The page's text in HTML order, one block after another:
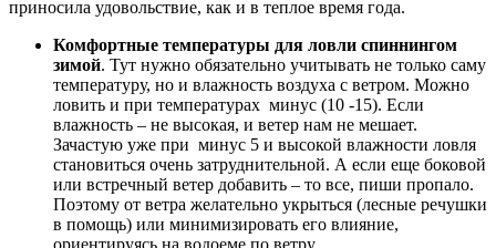
приносила удовольствие, как и в теплое время года.
Комфортные температуры для ловли спиннингом
зимой. Тут нужно обязательно учитывать не только саму
температуру, но и влажность воздуха с ветром. Можно
ловить и при температурах минус (10 -15). Если
влажность – не высокая, и ветер нам не мешает.
Зачастую уже при минус 5 и высокой влажности ловля
становиться очень затруднительной. А если еще боковой
или встречный ветер добавить – то все, пиши пропало.
Поэтому от ветра желательно укрыться (лесные речушки
в помощь) или минимизировать его влияние,
ориентируясь на водоеме по ветру.